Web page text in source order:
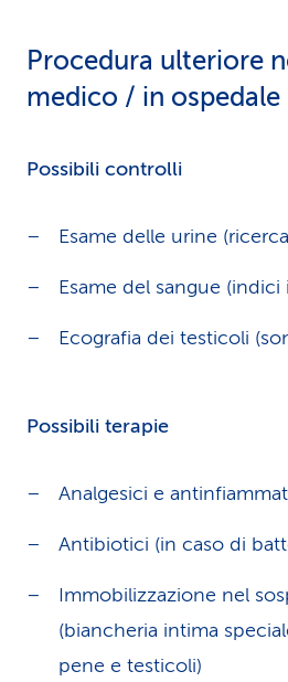
Procedura ulteriore
medico / in ospedale
Possibili controlli
Esame delle urine
Esame del sangue
Ecografia dei testicoli
Possibili terapie
Analgesici e
Antibiotici (in caso di
Immobilizzazione nel
(biancheria intima
pene e testicoli)